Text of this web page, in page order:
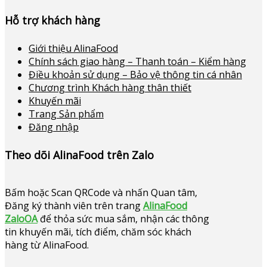
Hỗ trợ khách hàng
Giới thiệu AlinaFood
Chính sách giao hàng – Thanh toán – Kiểm hàng
Điều khoản sử dụng – Bảo vệ thông tin cá nhân
Chương trình Khách hàng thân thiết
Khuyến mãi
Trang Sản phẩm
Đăng nhập
Theo dõi AlinaFood trên Zalo
Bấm hoặcScan QRCode và nhấn Quan tâm,
Đăng ký thành viên trên trangAlinaFood
ZaloOAđể thỏa sức mua sắm, nhận các thông
tin khuyến mãi, tích điểm, chăm sóc khách
hàng từ AlinaFood.